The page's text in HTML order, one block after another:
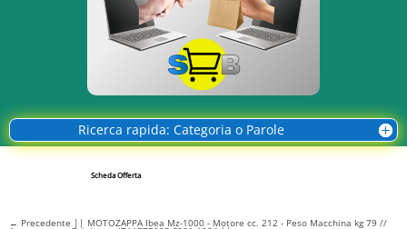
Ricerca rapida: Categoria o Parole
Scheda Offerta
← Precedente || MOTOZAPPA Ibea Mz-1000 - Motore cc. 212 - Peso Macchina kg 79 //